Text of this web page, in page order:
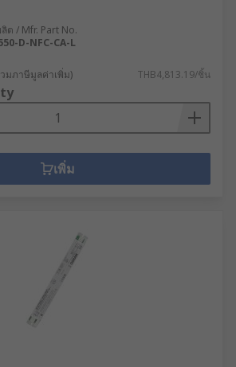
ต / Mfr. Part No.
D-NFC-CA-L
มภาษีมูลค่าเพิ่ม) THB4,813.19/ชิ้น
เพิ่ม